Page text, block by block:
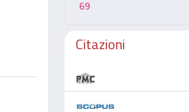
69
Citazioni